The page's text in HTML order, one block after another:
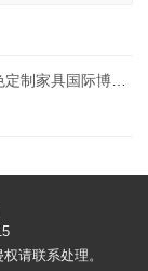
际博览会完美收官
请联系处理。